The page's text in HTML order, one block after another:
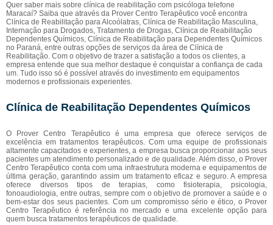
Quer saber mais sobre clínica de reabilitação com psicóloga telefone
Maracaí? Saiba que através da Prover Centro Terapêutico você encontra
Clínica de Reabilitação para Alcoólatras, Clínica de Reabilitação Masculina,
Internação para Drogados, Tratamento de Drogas, Clínica de Reabilitação
Dependentes Químicos, Clínica de Reabilitação para Dependentes Químicos
no Paraná, entre outras opções de serviços da área de Clínica de
Reabilitação. Com o objetivo de trazer a satisfação a todos os clientes, a
empresa entende que sua melhor destaque é conquistar a confiança de cada
um. Tudo isso só é possível através do investimento em equipamentos
modernos e profissionais experientes.
Clínica de Reabilitação Dependentes Químicos
O Prover Centro Terapêutico é uma empresa que oferece serviços de
excelência em tratamentos terapêuticos. Com uma equipe de profissionais
altamente capacitados e experientes, a empresa busca proporcionar aos seus
pacientes um atendimento personalizado e de qualidade. Além disso, o Prover
Centro Terapêutico conta com uma infraestrutura moderna e equipamentos de
última geração, garantindo assim um tratamento eficaz e seguro. A empresa
oferece diversos tipos de terapias, como fisioterapia, psicologia,
fonoaudiologia, entre outras, sempre com o objetivo de promover a saúde e o
bem-estar dos seus pacientes. Com um compromisso sério e ético, o Prover
Centro Terapêutico é referência no mercado e uma excelente opção para
quem busca tratamentos terapêuticos de qualidade.